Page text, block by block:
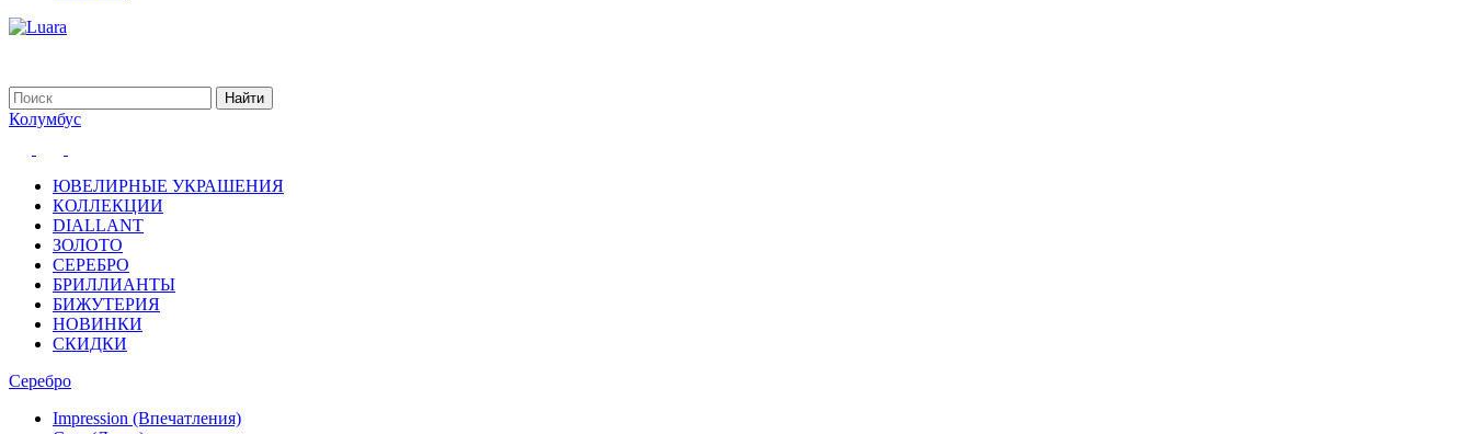
Колумбус
ЮВЕЛИРНЫЕ УКРАШЕНИЯ
КОЛЛЕКЦИИ
DIALLANT
ЗОЛОТО
СЕРЕБРО
БРИЛЛИАНТЫ
БИЖУТЕРИЯ
НОВИНКИ
СКИДКИ
Серебро
Impression (Впечатления)